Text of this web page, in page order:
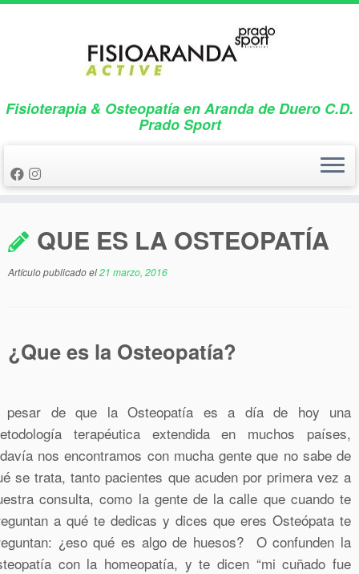
Saltar
Fisioterapia & Osteopatía en Aranda de Duero C.D.
Prado Sport
QUE ES LA OSTEOPATÍA
Artículo publicado el21 marzo, 2016
¿Que es la Osteopatía?
pesar de que la Osteopatía es a día de hoy una
terapéutica extendida en muchos países,
nos encontramos con mucha gente que no sabe de
se trata, tanto pacientes que acuden por primera vez a
consulta, como la gente de la calle que cuando te
a qué te dedicas y dices que eres Osteópata te
¿eso qué es algo de huesos? O confunden la
con la homeopatía, y te dicen “mi cuñado fue